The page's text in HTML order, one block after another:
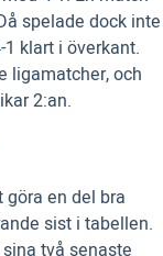
spelade dock inte
klart i överkant.
ligamatcher, och
2:an.
en del bra
sist i tabellen.
två senaste